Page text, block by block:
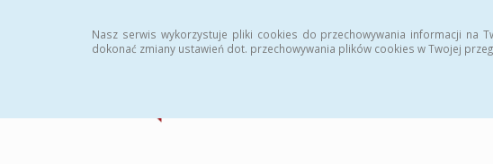
Nasz serwis wykorzystuje pliki cookies do przechowywania informacji na
dokonać zmiany ustawień dot. przechowywania plików cookies w Twojej